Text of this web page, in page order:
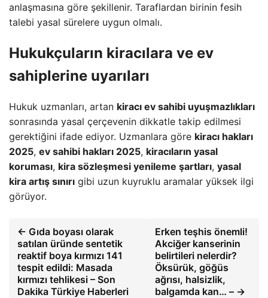
anlaşmasına göre şekillenir. Taraflardan birinin fesih
talebi yasal sürelere uygun olmalı.
Hukukçuların kiracılara ve ev
sahiplerine uyarıları
Hukuk uzmanları, artan kiracı ev sahibi uyuşmazlıkları
sonrasında yasal çerçevenin dikkatle takip edilmesi
gerektiğini ifade ediyor. Uzmanlara göre kiracı hakları
2025, ev sahibi hakları 2025, kiracıların yasal
koruması, kira sözleşmesi yenileme şartları, yasal
kira artış sınırı gibi uzun kuyruklu aramalar yüksek ilgi
görüyor.
← Gıda boyası olarak
satılan üründe sentetik
reaktif boya kırmızı 141
tespit edildi: Masada
kırmızı tehlikesi – Son
Dakika Türkiye Haberleri
Erken teşhis önemli!
Akciğer kanserinin
belirtileri nelerdir?
Öksürük, göğüs
ağrısı, halsizlik,
balgamda kan… – →